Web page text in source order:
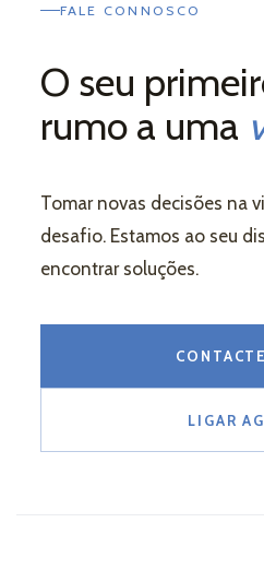
FALE CONNOSCO
O seu
rumo a uma
Tomar novas decisões na
desafio. Estamos ao seu
encontrar soluções.
LIGAR